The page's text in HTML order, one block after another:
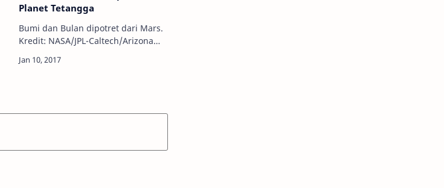
Planet Tetangga
Bumi dan Bulan dipotret dari Mars.
Kredit: NASA/JPL-Caltech/Arizona
Baru-baru ini, wahana antariksa